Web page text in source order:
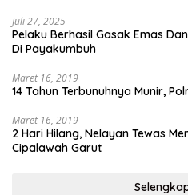
Juli 27, 2025
Pelaku Berhasil Gasak Emas
Di Payakumbuh
Maret 16, 2019
14 Tahun Terbunuhnya Munir,
Maret 16, 2019
2 Hari Hilang, Nelayan Tewas
Cipalawah Garut